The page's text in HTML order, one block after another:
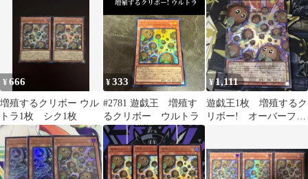
ト psa10
¥666
増殖するクリボー ウル
トラ1枚 シク1枚
¥333
#2781 遊戯王 増殖す
るクリボー ウルトラ
¥1,111
遊戯王1枚 増殖するク
リボー! オーバーフレ